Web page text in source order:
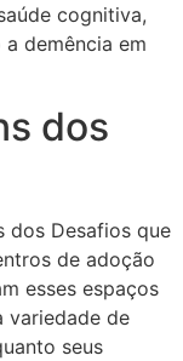
cognitiva,
demência em
dos
dos Desafios que
de adoção
esses espaços
variedade de
seus